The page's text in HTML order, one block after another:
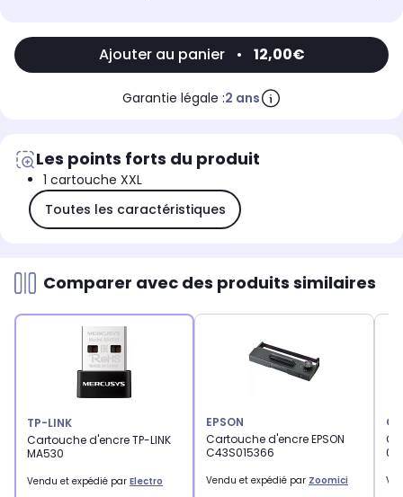
Ajouter au panier • 12,00€
Garantie légale :2 ans
Les points forts du produit
1 cartouche XXL
Toutes les caractéristiques
Comparer avec des produits similaires
TP-LINK
Cartouche d'encre TP-LINK
MA530
Vendu et expédié par Electro
EPSON
Cartouche d'encre EPSON
C43S015366
Vendu et expédié par Zoomici